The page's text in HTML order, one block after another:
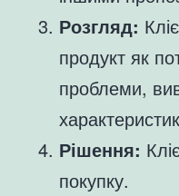
Розгляд:
продукт як
проблеми,
Рішення:
покупку.